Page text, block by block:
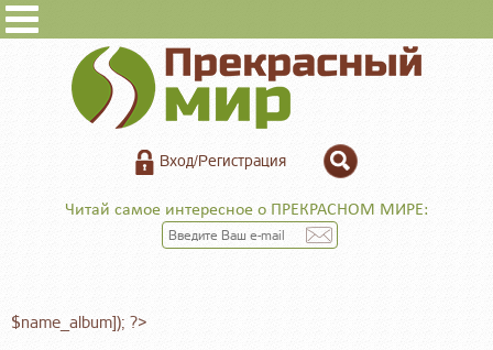
Вход/Регистрация
Читай самое интересное о ПРЕКРАСНОМ МИРЕ:
$name_album]); ?>